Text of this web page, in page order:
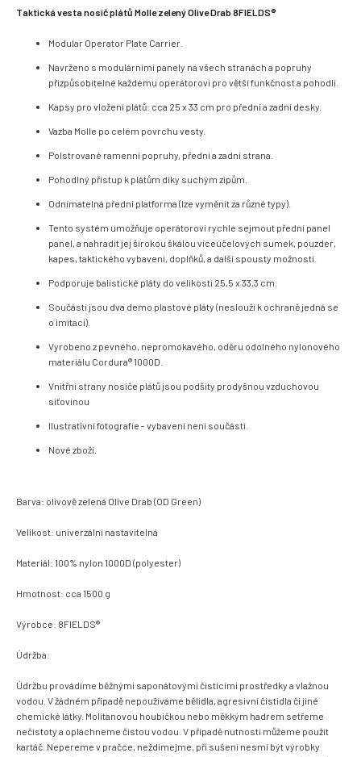
Taktická vesta nosič plátů Molle zelený Olive Drab 8FIELDS®
Modular Operator Plate Carrier.
Navrženo s modulárními panely na všech stranách a popruhy
přizpůsobitelné každému operátorovi pro větší funkčnost a pohodlí.
Kapsy pro vložení plátů: cca 25 x 33 cm pro přední a zadní desky.
Vazba Molle po celém povrchu vesty.
Polstrované ramenní popruhy, přední a zadní strana.
Pohodlný přístup k plátům díky suchým zipům.
Odnímatelná přední platforma (lze vyměnit za různé typy).
Tento systém umožňuje operátorovi rychle sejmout přední panel
panel, a nahradit jej širokou škálou víceúčelových sumek, pouzder,
kapes, taktického vybavení, doplňků, a další spousty možností.
Podporuje balistické pláty do velikosti 25,5 x 33,3 cm.
Součásti jsou dva demo plastové pláty (neslouží k ochraně jedná se
o imitaci).
Vyrobeno z pevného, nepromokavého, oděru odolného nylonového
materiálu Cordura® 1000D.
Vnitřní strany nosiče plátů jsou podšity prodyšnou vzduchovou
síťovinou
Ilustrativní fotografie - vybavení není součástí.
Nové zboží.
Barva: olivově zelená Olive Drab (OD Green)
Velikost: univerzální nastavitelná
Materiál: 100% nylon 1000D (polyester)
Hmotnost: cca 1500 g
Výrobce: 8FIELDS®
Údržba:
Údržbu provádíme běžnými saponátovými čistícími prostředky a vlažnou
vodou. V žádném případě nepoužíváme bělidla, agresivní čistidla či jiné
chemické látky. Molitanovou houbičkou nebo měkkým hadrem setřeme
nečistoty a opláchneme čistou vodou. V případě nutnosti můžeme použít
kartáč. Nepereme v pračce, neždímejme, při sušení nesmí být výrobky